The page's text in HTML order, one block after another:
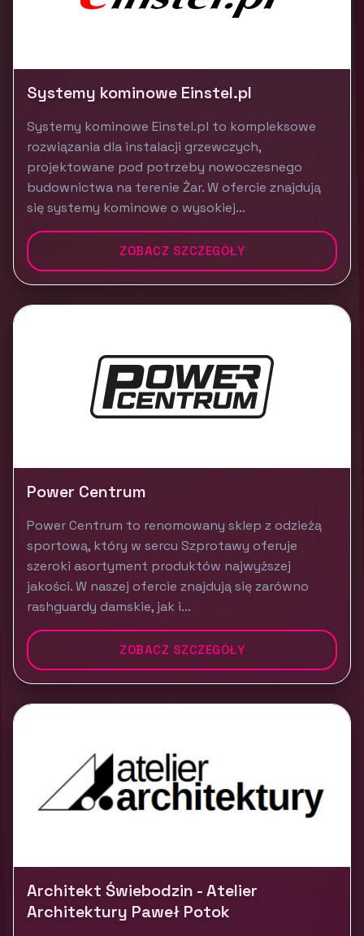
Systemy kominowe Einstel.pl
Systemy kominowe Einstel.pl to kompleksowe
rozwiązania dla instalacji grzewczych,
projektowane pod potrzeby nowoczesnego
budownictwa na terenie Żar. W ofercie znajdują
się systemy kominowe o wysokiej...
ZOBACZ SZCZEGÓŁY
Power Centrum
Power Centrum to renomowany sklep z odzieżą
sportową, który w sercu Szprotawy oferuje
szeroki asortyment produktów najwyższej
jakości. W naszej ofercie znajdują się zarówno
rashguardy damskie, jak i...
ZOBACZ SZCZEGÓŁY
Architekt Świebodzin - Atelier
Architektury Paweł Potok